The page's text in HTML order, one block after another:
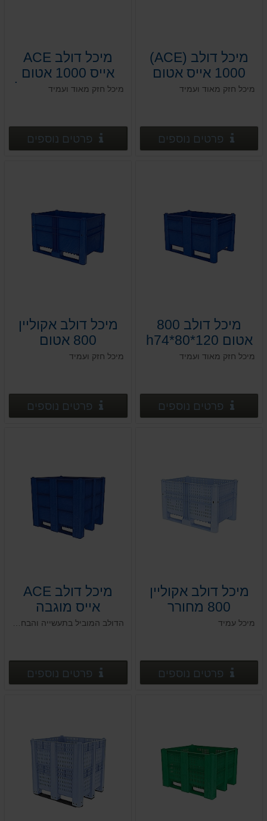
מיכל דולב (ACE)
1000 אייס אטום
120*100*h74
מיכל חזק מאוד ועמיד
פרטים נוספים פרטים נוספים
מיכל דולב ACE
אייס 1000 אטום
עם פתח ניקוז כפול
מיכל חזק מאוד ועמיד
פרטים נוספים
מיכל דולב 800
אטום 120*80*h74
מיכל חזק מאוד ועמיד
פרטים נוספים פרטים נוספים
מיכל דולב אקוליין
800 אטום
120*80*h74
מיכל חזק ועמיד
פרטים נוספים
מיכל דולב אקוליין
800 מחורר
120*80*h74
מיכל עמיד
פרטים נוספים פרטים נוספים
מיכל דולב ACE
אייס מוגבה
120*100*h114
הדולב המוביל בתעשייה והבחירה הנכונה בשרשרת אספקה
פרטים נוספים